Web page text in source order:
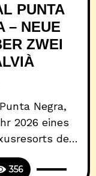
PUNTA
– NEUE
ZWEI
Negra,
2026 eines
der
geschützten
Mallorca
356